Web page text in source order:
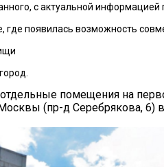
с актуальной
появилась возможность
помещения на
(пр-д Серебрякова, 6)